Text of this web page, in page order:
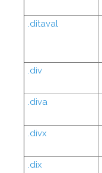
.ditaval
.div
.diva
.divx
.dix